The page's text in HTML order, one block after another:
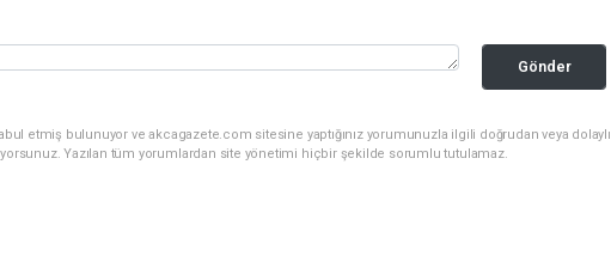
Gönder
etmiş bulunuyor ve akcagazete.com sitesine yaptığınız yorumunuzla ilgili doğrudan veya dolaylı
Yazılan tüm yorumlardan site yönetimi hiçbir şekilde sorumlu tutulamaz.